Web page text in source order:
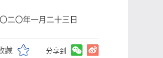
二〇年一月二十三日
藏 分享到